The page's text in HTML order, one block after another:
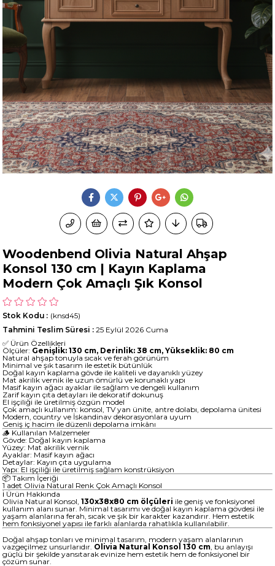
Woodenbend Olivia Natural Ahşap
Konsol 130 cm | Kayın Kaplama
Modern Çok Amaçlı Şık Konsol
(knsd45)
Stok Kodu
Tahmini Teslim Süresi : 25 Eylül 2026 Cuma
✅ Ürün Özellikleri
Ölçüler: Genişlik: 130 cm, Derinlik: 38 cm, Yükseklik: 80 cm
Natural ahşap tonuyla sıcak ve ferah görünüm
Minimal ve şık tasarım ile estetik bütünlük
Doğal kayın kaplama gövde ile kaliteli ve dayanıklı yüzey
Mat akrilik vernik ile uzun ömürlü ve korunaklı yapı
Masif kayın ağacı ayaklar ile sağlam ve dengeli kullanım
Zarif kayın çıta detayları ile dekoratif dokunuş
El işçiliği ile üretilmiş özgün model
Çok amaçlı kullanım: konsol, TV yan ünite, antre dolabı, depolama ünitesi
Modern, country ve İskandinav dekorasyonlara uyum
Geniş iç hacim ile düzenli depolama imkânı
🪵 Kullanılan Malzemeler
Gövde: Doğal kayın kaplama
Yüzey: Mat akrilik vernik
Ayaklar: Masif kayın ağacı
Detaylar: Kayın çıta uygulama
Yapı: El işçiliği ile üretilmiş sağlam konstrüksiyon
📦 Takım İçeriği
1 adet Olivia Natural Renk Çok Amaçlı Konsol
ℹ️ Ürün Hakkında
Olivia Natural Konsol,130x38x80 cm ölçüleri ile geniş ve fonksiyonel
kullanım alanı sunar. Minimal tasarımı ve doğal kayın kaplama gövdesi ile
yaşam alanlarına ferah, sıcak ve şık bir karakter kazandırır. Hem estetik
hem fonksiyonel yapısı ile farklı alanlarda rahatlıkla kullanılabilir.
Doğal ahşap tonları ve minimal tasarım, modern yaşam alanlarının
vazgeçilmez unsurlarıdır. Olivia Natural Konsol 130 cm , bu anlayışı
güçlü bir şekilde yansıtarak evinize hem estetik hem de fonksiyonel bir
çözüm sunar.